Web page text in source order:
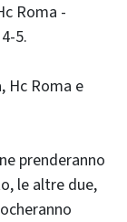
Roma -
5.
Hc Roma e
prenderanno
le altre due,